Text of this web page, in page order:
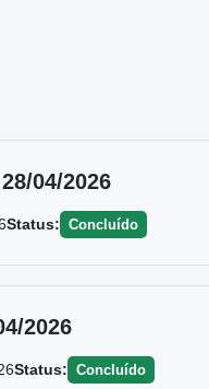
04/2026
Status: Concluído
2026
Status: Concluído